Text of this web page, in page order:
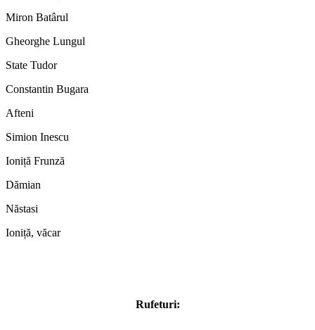
Miron Batârul
Gheorghe Lungul
State Tudor
Constantin Bugara
Afteni
Simion Inescu
Ioniță Frunză
Dămian
Năstasi
Ioniță, văcar
Rufeturi: